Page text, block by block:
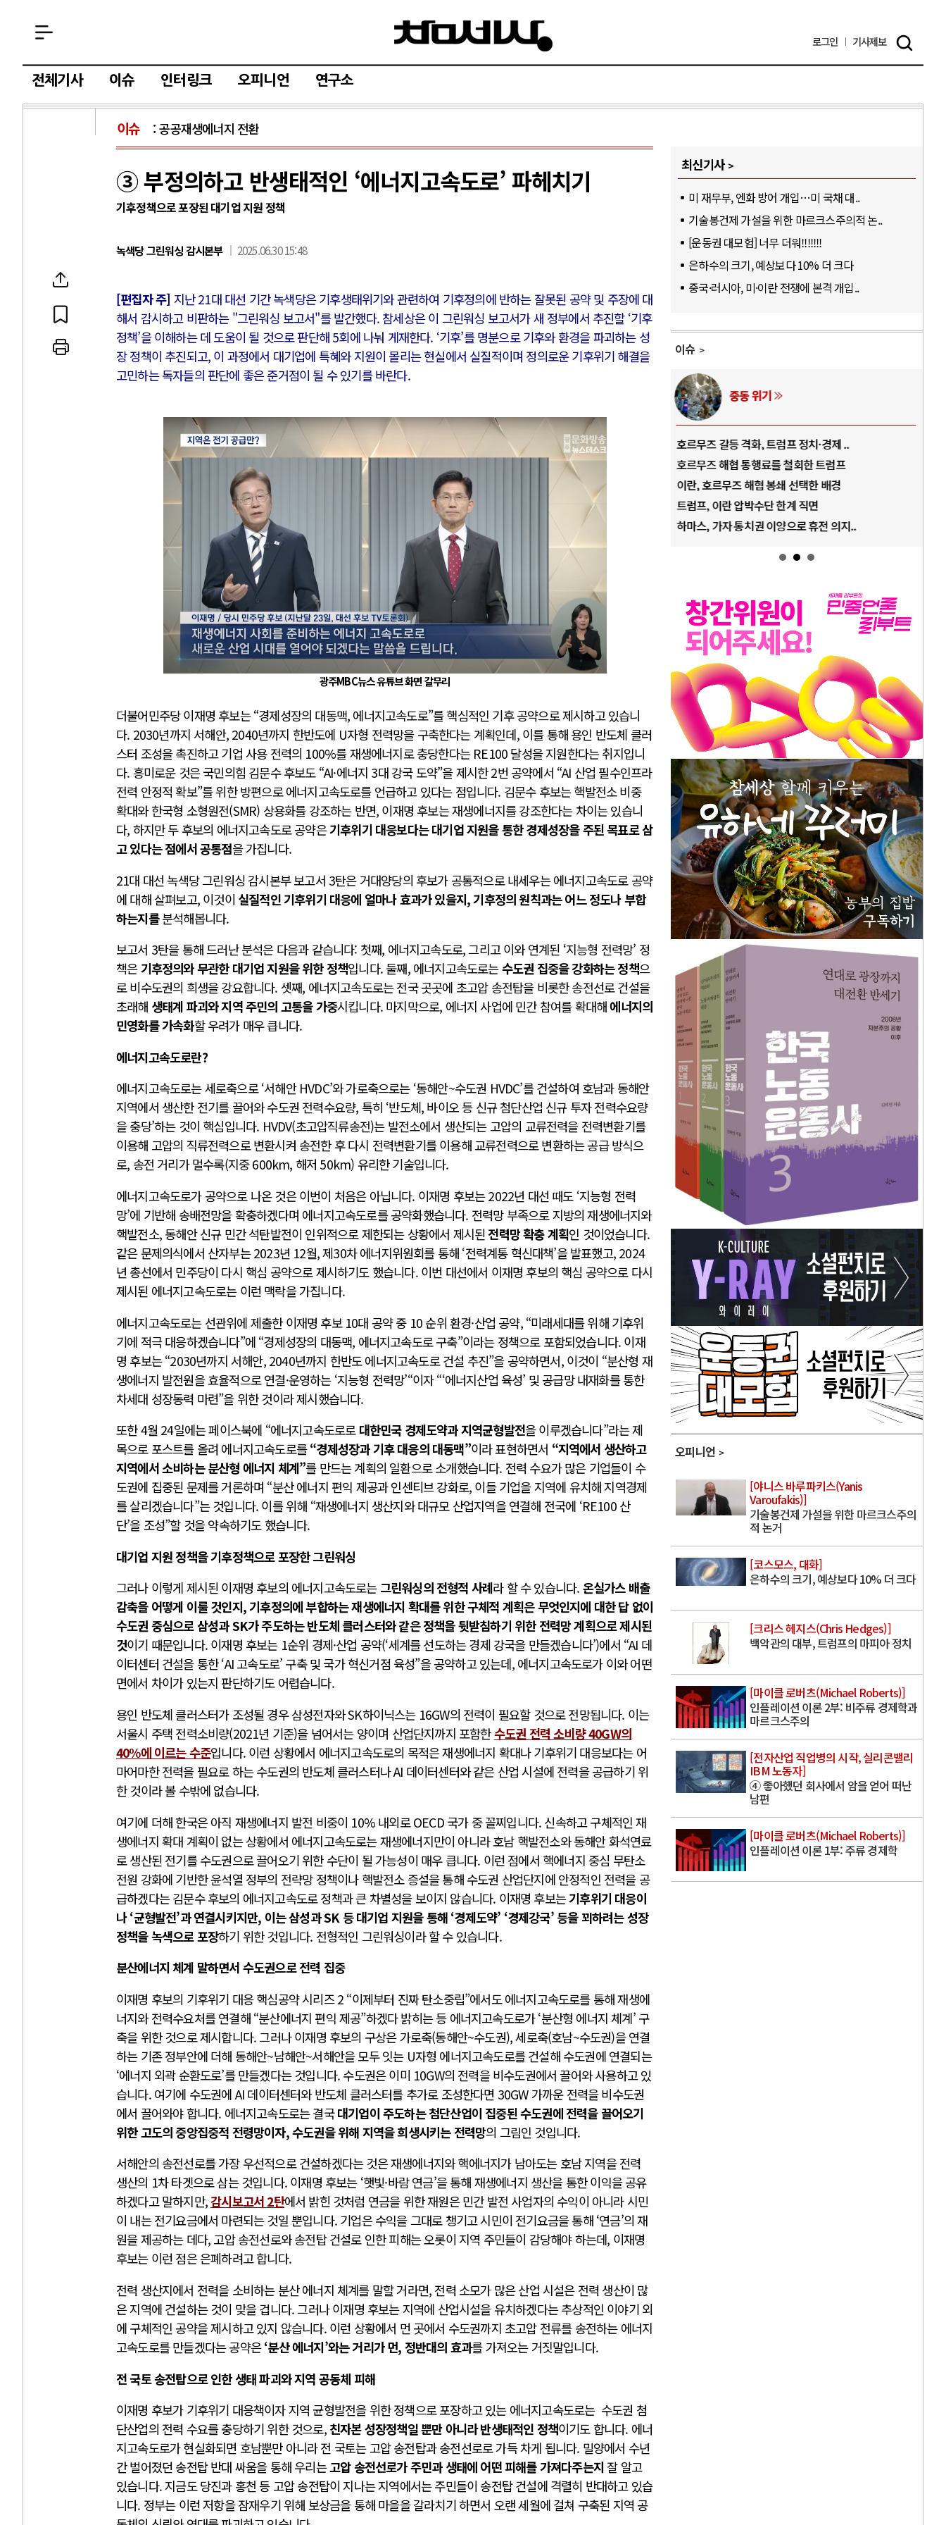
로그인 기사제보
전체기사 이슈 인터링크 오피니언 연구소
이슈 공공재생에너지 전환
③ 부정의하고 반생태적인 ‘에너지고속도로’ 파헤치기
기후정책으로 포장된 대기업 지원 정책
녹색당 그린워싱 감시본부 2025.06.30 15:48
[편집자 주] 지난 21대 대선 기간 녹색당은 기후생태위기와 관련하여 기후정의에 반하는 잘못된 공약 및 주장에 대
해서 감시하고 비판하는 "그린워싱 보고서"를 발간했다. 참세상은 이 그린워싱 보고서가 새 정부에서 추진할 ‘기후
정책’을 이해하는 데 도움이 될 것으로 판단해 5회에 나눠 게재한다. ‘기후’를 명분으로 기후와 환경을 파괴하는 성
장 정책이 추진되고, 이 과정에서 대기업에 특혜와 지원이 몰리는 현실에서 실질적이며 정의로운 기후위기 해결을
고민하는 독자들의 판단에 좋은 준거점이 될 수 있기를 바란다.
광주MBC뉴스 유튜브 화면 갈무리
더불어민주당 이재명 후보는 “경제성장의 대동맥, 에너지고속도로”를 핵심적인 기후 공약으로 제시하고 있습니
다. 2030년까지 서해안, 2040년까지 한반도에 U자형 전력망을 구축한다는 계획인데, 이를 통해 용인 반도체 클러
스터 조성을 촉진하고 기업 사용 전력의 100%를 재생에너지로 충당한다는 RE100 달성을 지원한다는 취지입니
다. 흥미로운 것은 국민의힘 김문수 후보도 “AI·에너지 3대 강국 도약”을 제시한 2번 공약에서 “AI 산업 필수인프라
전력 안정적 확보”를 위한 방편으로 에너지고속도로를 언급하고 있다는 점입니다. 김문수 후보는 핵발전소 비중
확대와 한국형 소형원전(SMR) 상용화를 강조하는 반면, 이재명 후보는 재생에너지를 강조한다는 차이는 있습니
다, 하지만 두 후보의 에너지고속도로 공약은기후위기 대응보다는 대기업 지원을 통한 경제성장을 주된 목표로 삼
고 있다는 점에서 공통점을 가집니다.
21대 대선 녹색당 그린워싱 감시본부 보고서 3탄은 거대양당의 후보가 공통적으로 내세우는 에너지고속도로 공약
에 대해 살펴보고, 이것이 실질적인 기후위기 대응에 얼마나 효과가 있을지, 기후정의 원칙과는 어느 정도나 부합
하는지를분석해봅니다.
보고서 3탄을 통해 드러난 분석은 다음과 같습니다: 첫째, 에너지고속도로, 그리고 이와 연계된 ‘지능형 전력망’ 정
책은기후정의와 무관한 대기업 지원을 위한 정책입니다. 둘째, 에너지고속도로는수도권 집중을 강화하는 정책으
로 비수도권의 희생을 강요합니다. 셋째, 에너지고속도로는 전국 곳곳에 초고압 송전탑을 비롯한 송전선로 건설을
초래해 생태계 파괴와 지역 주민의 고통을 가중시킵니다. 마지막으로, 에너지 사업에 민간 참여를 확대해에너지의
민영화를 가속화할 우려가 매우 큽니다.
에너지고속도로란?
에너지고속도로는 세로축으로 ‘서해안 HVDC’와 가로축으로는 ‘동해안~수도권 HVDC’를 건설하여 호남과 동해안
지역에서 생산한 전기를 끌어와 수도권 전력수요량, 특히 ‘반도체, 바이오 등 신규 첨단산업 신규 투자 전력수요량
을 충당’하는 것이 핵심입니다. HVDV(초고압직류송전)는 발전소에서 생산되는 고압의 교류전력을 전력변환기를
이용해 고압의 직류전력으로 변환시켜 송전한 후 다시 전력변환기를 이용해 교류전력으로 변환하는 공급 방식으
로, 송전 거리가 멀수록(지중 600km, 해저 50km) 유리한 기술입니다.
에너지고속도로가 공약으로 나온 것은 이번이 처음은 아닙니다. 이재명 후보는 2022년 대선 때도 ‘지능형 전력
망’에 기반해 송배전망을 확충하겠다며 에너지고속도로를 공약화했습니다. 전력망 부족으로 지방의 재생에너지와
핵발전소, 동해안 신규 민간 석탄발전이 인위적으로 제한되는 상황에서 제시된전력망 확충 계획인 것이었습니다.
같은 문제의식에서 산자부는 2023년 12월, 제30차 에너지위원회를 통해 ‘전력계통 혁신대책’을 발표했고, 2024
년 총선에서 민주당이 다시 핵심 공약으로 제시하기도 했습니다. 이번 대선에서 이재명 후보의 핵심 공약으로 다시
제시된 에너지고속도로는 이런 맥락을 가집니다.
에너지고속도로는 선관위에 제출한 이재명 후보 10대 공약 중 10 순위 환경·산업 공약, “미래세대를 위해 기후위
기에 적극 대응하겠습니다”에 “경제성장의 대동맥, 에너지고속도로 구축”이라는 정책으로 포함되었습니다. 이재
명 후보는 “2030년까지 서해안, 2040년까지 한반도 에너지고속도로 건설 추진”을 공약하면서, 이것이 “분산형 재
생에너지 발전원을 효율적으로 연결·운영하는 ‘지능형 전력망’“이자 “‘에너지산업 육성’ 및 공급망 내재화를 통한
차세대 성장동력 마련”을 위한 것이라 제시했습니다.
또한 4월 24일에는 페이스북에 “에너지고속도로로 대한민국 경제도약과 지역균형발전을 이루겠습니다”라는 제
목으로 포스트를 올려 에너지고속도로를“경제성장과 기후 대응의 대동맥”이라 표현하면서 “지역에서 생산하고
지역에서 소비하는 분산형 에너지 체계”를 만드는 계획의 일환으로 소개했습니다. 전력 수요가 많은 기업들이 수
도권에 집중된 문제를 거론하며 “분산 에너지 편익 제공과 인센티브 강화로, 이들 기업을 지역에 유치해 지역경제
를 살리겠습니다”는 것입니다. 이를 위해 “재생에너지 생산지와 대규모 산업지역을 연결해 전국에 ‘RE100 산
단’을 조성”할 것을 약속하기도 했습니다.
대기업 지원 정책을 기후정책으로 포장한 그린워싱
그러나 이렇게 제시된 이재명 후보의 에너지고속도로는 그린워싱의 전형적 사례라 할 수 있습니다. 온실가스 배출
감축을 어떻게 이룰 것인지, 기후정의에 부합하는 재생에너지 확대를 위한 구체적 계획은 무엇인지에 대한 답 없이
수도권 중심으로 삼성과 SK가 주도하는 반도체 클러스터와 같은 정책을 뒷받침하기 위한 전력망 계획으로 제시된
것이기 때문입니다. 이재명 후보는 1순위 경제·산업 공약(‘세계를 선도하는 경제 강국을 만들겠습니다’)에서 “AI 데
이터센터 건설을 통한 ‘AI 고속도로’ 구축 및 국가 혁신거점 육성”을 공약하고 있는데, 에너지고속도로가 이와 어떤
면에서 차이가 있는지 판단하기도 어렵습니다.
용인 반도체 클러스터가 조성될 경우 삼성전자와 SK하이닉스는 16GW의 전력이 필요할 것으로 전망됩니다. 이는
서울시 주택 전력소비량(2021년 기준)을 넘어서는 양이며 산업단지까지 포함한수도권 전력 소비량 40GW의
40%에 이르는 수준입니다. 이런 상황에서 에너지고속도로의 목적은 재생에너지 확대나 기후위기 대응보다는 어
마어마한 전력을 필요로 하는 수도권의 반도체 클러스터나 AI 데이터센터와 같은 산업 시설에 전력을 공급하기 위
한 것이라 볼 수밖에 없습니다.
여기에 더해 한국은 아직 재생에너지 발전 비중이 10% 내외로 OECD 국가 중 꼴찌입니다. 신속하고 구체적인 재
생에너지 확대 계획이 없는 상황에서 에너지고속도로는 재생에너지만이 아니라 호남 핵발전소와 동해안 화석연료
로 생산된 전기를 수도권으로 끌어오기 위한 수단이 될 가능성이 매우 큽니다. 이런 점에서 핵에너지 중심 무탄소
전원 강화에 기반한 윤석열 정부의 전략망 정책이나 핵발전소 증설을 통해 수도권 산업단지에 안정적인 전력을 공
급하겠다는 김문수 후보의 에너지고속도로 정책과 큰 차별성을 보이지 않습니다. 이재명 후보는기후위기 대응이
나 ‘균형발전’과 연결시키지만, 이는 삼성과 SK 등 대기업 지원을 통해 ‘경제도약’ ‘경제강국’ 등을 꾀하려는 성장
정책을 녹색으로 포장하기 위한 것입니다. 전형적인 그린워싱이라 할 수 있습니다.
분산에너지 체계 말하면서 수도권으로 전력 집중
이재명 후보의 기후위기 대응 핵심공약 시리즈 2 “이제부터 진짜 탄소중립”에서도 에너지고속도로를 통해 재생에
너지와 전력수요처를 연결해 “분산에너지 편익 제공”하겠다 밝히는 등 에너지고속도로가 ‘분산형 에너지 체계’ 구
축을 위한 것으로 제시합니다. 그러나 이재명 후보의 구상은 가로축(동해안~수도권), 세로축(호남~수도권)을 연결
하는 기존 정부안에 더해 동해안~남해안~서해안을 모두 잇는 U자형 에너지고속도로를 건설해 수도권에 연결되는
‘에너지 외곽 순환도로’를 만들겠다는 것입니다. 수도권은 이미 10GW의 전력을 비수도권에서 끌어와 사용하고 있
습니다. 여기에 수도권에 AI 데이터센터와 반도체 클러스터를 추가로 조성한다면 30GW 가까운 전력을 비수도권
에서 끌어와야 합니다. 에너지고속도로는 결국대기업이 주도하는 첨단산업이 집중된 수도권에 전력을 끌어오기
위한 고도의 중앙집중적 전령망이자, 수도권을 위해 지역을 희생시키는 전력망의 그림인 것입니다.
서해안의 송전선로를 가장 우선적으로 건설하겠다는 것은 재생에너지와 핵에너지가 남아도는 호남 지역을 전력
생산의 1차 타겟으로 삼는 것입니다. 이재명 후보는 ‘햇빛·바람 연금’을 통해 재생에너지 생산을 통한 이익을 공유
하겠다고 말하지만,감시보고서 2탄에서 밝힌 것처럼 연금을 위한 재원은 민간 발전 사업자의 수익이 아니라 시민
이 내는 전기요금에서 마련되는 것일 뿐입니다. 기업은 수익을 그대로 챙기고 시민이 전기요금을 통해 ‘연금’의 재
원을 제공하는 데다, 고압 송전선로와 송전탑 건설로 인한 피해는 오롯이 지역 주민들이 감당해야 하는데, 이재명
후보는 이런 점은 은폐하려고 합니다.
전력 생산지에서 전력을 소비하는 분산 에너지 체계를 말할 거라면, 전력 소모가 많은 산업 시설은 전력 생산이 많
은 지역에 건설하는 것이 맞을 겁니다. 그러나 이재명 후보는 지역에 산업시설을 유치하겠다는 추상적인 이야기 외
에 구체적인 공약을 제시하고 있지 않습니다. 이런 상황에서 먼 곳에서 수도권까지 초고압 전류를 송전하는 에너지
고속도로를 만들겠다는 공약은‘분산 에너지’와는 거리가 먼, 정반대의 효과를 가져오는 거짓말입니다.
전 국토 송전탑으로 인한 생태 파괴와 지역 공동체 피해
이재명 후보가 기후위기 대응책이자 지역 균형발전을 위한 정책으로 포장하고 있는 에너지고속도로는 수도권 첨
단산업의 전력 수요를 충당하기 위한 것으로, 친자본 성장정책일 뿐만 아니라 반생태적인 정책이기도 합니다. 에너
지고속도로가 현실화되면 호남뿐만 아니라 전 국토는 고압 송전탑과 송전선로로 가득 차게 됩니다. 밀양에서 수년
간 벌어졌던 송전탑 반대 싸움을 통해 우리는고압 송전선로가 주민과 생태에 어떤 피해를 가져다주는지 잘 알고
있습니다. 지금도 당진과 홍천 등 고압 송전탑이 지나는 지역에서는 주민들이 송전탑 건설에 격렬히 반대하고 있습
니다. 정부는 이런 저항을 잠재우기 위해 보상금을 통해 마을을 갈라치기 하면서 오랜 세월에 걸쳐 구축된 지역 공
최신기사
미 재무부, 엔화 방어 개입…미 국채 대..
기술봉건제 가설을 위한 마르크스주의적 논..
[운동권 대모험] 너무 더워!!!!!!!
은하수의 크기, 예상보다 10% 더 크다
중국·러시아, 미·이란 전쟁에 본격 개입..
이슈
중국 AI, 저가 공세로 글로벌 토큰 시..
AI 국부펀드 구상 놓고 미국 진보진영 ..
AI 데이터센터 반대 투쟁은 새로운 글로..
AI의 숨은 환경 비용: 데이터센터 확산..
AI는 어떻게 미국 민주주의를 잠식하고 ..
전쟁의 추상화: 우크라이나, 대리전의 역..
EU·우크라이나 드론 협력 직후, 러시아..
나토, 우크라 군사지원 2027년까지 공..
우크라이나, 덴마크, 에스토니아, 네덜란..
러·우크라, 대규모 공습 주고받아…민간 ..
중동 위기
호르무즈 갈등 격화, 트럼프 정치·경제 ..
호르무즈 해협 통행료를 철회한 트럼프
이란, 호르무즈 해협 봉쇄 선택한 배경
트럼프, 이란 압박수단 한계 직면
하마스, 가자 통치권 이양으로 휴전 의지..
오피니언
[야니스 바루파키스(Yanis
Varoufakis)]
기술봉건제 가설을 위한 마르크스주의
적 논거
[코스모스, 대화]
은하수의 크기, 예상보다 10% 더 크다
[크리스 헤지스(Chris Hedges)]
백악관의 대부, 트럼프의 마피아 정치
[마이클 로버츠(Michael Roberts)]
인플레이션 이론 2부: 비주류 경제학과
마르크스주의
[전자산업 직업병의 시작, 실리콘밸리
IBM 노동자]
④ 좋아했던 회사에서 암을 얻어 떠난
남편
[마이클 로버츠(Michael Roberts)]
인플레이션 이론 1부: 주류 경제학